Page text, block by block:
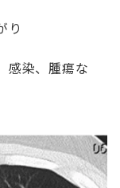
り
感染、腫瘍な